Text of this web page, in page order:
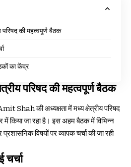
परिषद की महत्वपूर्ण बैठक
का केंद्र
परिषद की महत्वपूर्ण बैठक
Shah की अध्यक्षता में मध्य क्षेत्रीय परिषद
किया जा रहा है। इस अहम बैठक में विभिन्न
विषयों पर व्यापक चर्चा की जा रही
चर्चा